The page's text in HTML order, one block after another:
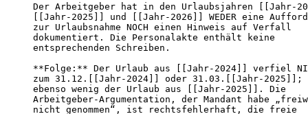
Der Arbeitgeber hat in den Urlaubsjahren [[Jahr-
[[Jahr-2025]] und [[Jahr-2026]] WEDER eine
zur Urlaubsnahme NOCH einen Hinweis auf Verfall
dokumentiert. Die Personalakte enthält keine
entsprechenden Schreiben.
**Folge:** Der Urlaub aus [[Jahr-2024]] verfiel
zum 31.12.[[Jahr-2024]] oder 31.03.[[Jahr-2025]];
ebenso wenig der Urlaub aus [[Jahr-2025]]. Die
Arbeitgeber-Argumentation, der Mandant habe
nicht genommen“, ist rechtsfehlerhaft, die freie